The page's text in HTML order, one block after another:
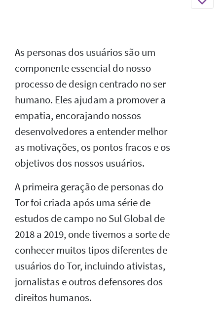
As personas dos usuários são um
componente essencial do nosso
processo de design centrado no ser
humano. Eles ajudam a promover a
empatia, encorajando nossos
desenvolvedores a entender melhor
as motivações, os pontos fracos e os
objetivos dos nossos usuários.
A primeira geração de personas do
Tor foi criada após uma série de
estudos de campo no Sul Global de
2018 a 2019, onde tivemos a sorte de
conhecer muitos tipos diferentes de
usuários do Tor, incluindo ativistas,
jornalistas e outros defensores dos
direitos humanos.